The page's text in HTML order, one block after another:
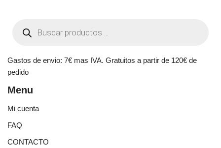
Gastos de envio: 7€ mas IVA. Gratuitos a partir de 120€ de
pedido
Menu
Mi cuenta
FAQ
CONTACTO